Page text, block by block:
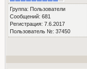
Группа: Пользователи
Сообщений: 681
Регистрация: 7.6.2017
Пользователь №: 37450